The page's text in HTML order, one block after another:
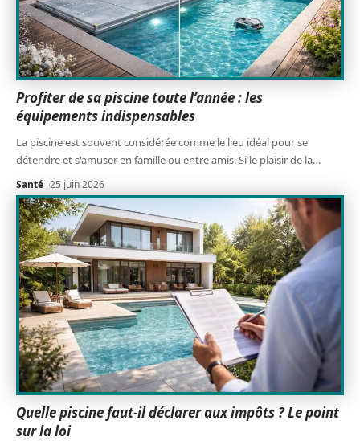
Profiter de sa piscine toute l’année : les
équipements indispensables
La piscine est souvent considérée comme le lieu idéal pour se
détendre et s'amuser en famille ou entre amis. Si le plaisir de la…
Santé 25 juin 2026
Quelle piscine faut-il déclarer aux impôts ? Le point
sur la loi